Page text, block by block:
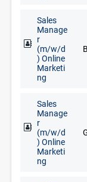
Sales
Manage
r
(m/w/d
) Online
Marketi
ng
Sales
Manage
r
(m/w/d
) Online
Marketi
ng